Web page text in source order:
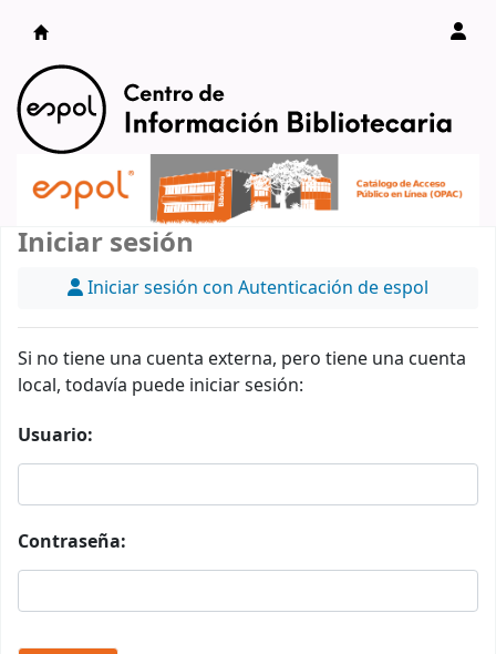
Catálogo en línea
Iniciar sesión
Iniciar sesión con Autenticación de espol
Si no tiene una cuenta externa, pero tiene una cuenta
local, todavía puede iniciar sesión:
Usuario:
Contraseña: